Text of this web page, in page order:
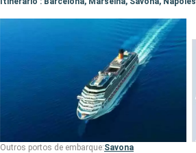
Outros portos de embarque:Savona